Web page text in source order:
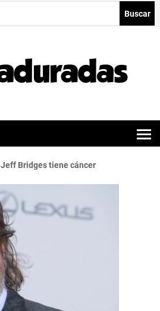
Jeff Bridges tiene cáncer